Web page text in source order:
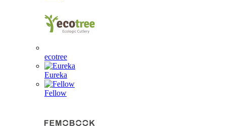
ecotree
Eureka
Fellow